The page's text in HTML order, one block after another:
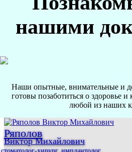
нашими
Наши опытные, внимательные и
готовы позаботиться о здоровье
любой из наших
Ряполов
Виктор Михайлович